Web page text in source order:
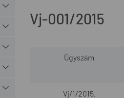
Vj-001/2015
Ügyszám
Vj/1/2015.